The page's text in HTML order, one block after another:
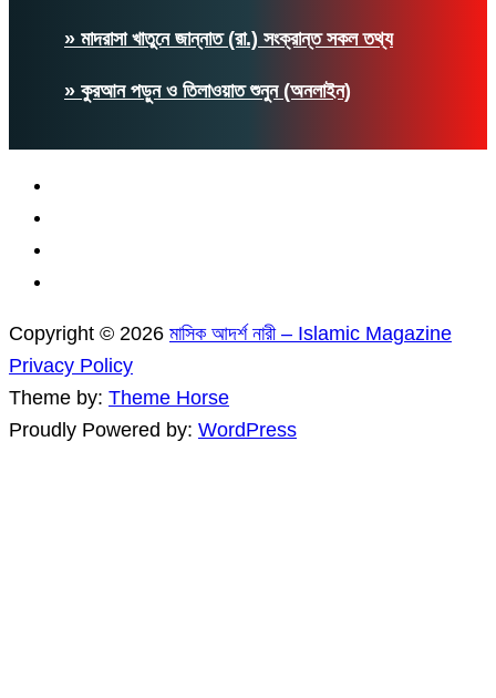
» মাদরাসা খাতুনে জান্নাত (রা.) সংক্রান্ত সকল তথ্য
» কুরআন পড়ুন ও তিলাওয়াত শুনুন (অনলাইন)
Copyright © 2026 মাসিক আদর্শ নারী – Islamic Magazine
Privacy Policy
Theme by: Theme Horse
Proudly Powered by: WordPress